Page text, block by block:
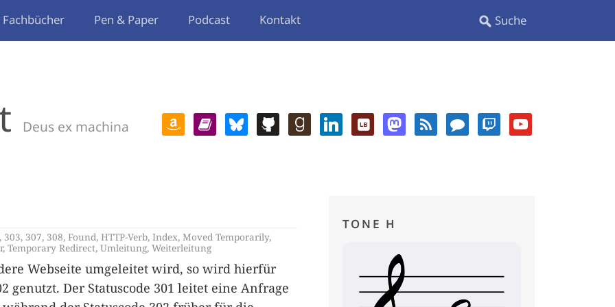
Fachbücher Pen & Paper Podcast Kontakt
Deus ex machina
, 303, 307, 308, Found, HTTP-Verb, Index, Moved Temporarily,
, Temporary Redirect, Umleitung, Weiterleitung
Webseite umgeleitet wird, so wird hierfür
genutzt. Der Statuscode 301 leitet eine Anfrage
TONE H